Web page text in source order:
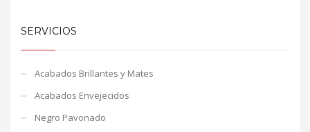
SERVICIOS
Acabados Brillantes y Mates
Acabados Envejecidos
Negro Pavonado